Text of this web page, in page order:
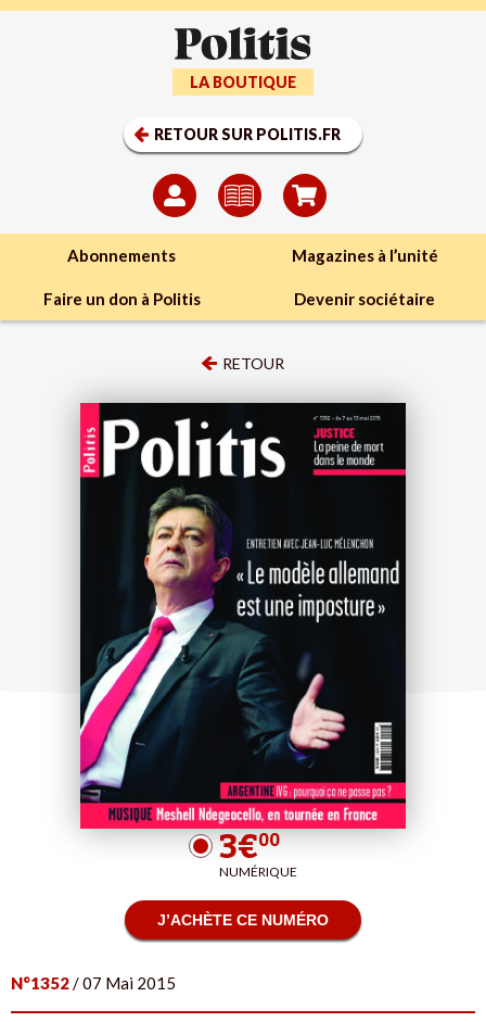
RETOUR SUR POLITIS.FR
LA BOUTIQUE
Abonnements Magazines à l’unité
Faire un don à Politis Devenir sociétaire
RETOUR
3€00
NUMÉRIQUE
J’ACHÈTE CE NUMÉRO
N°1352 / 07 Mai 2015